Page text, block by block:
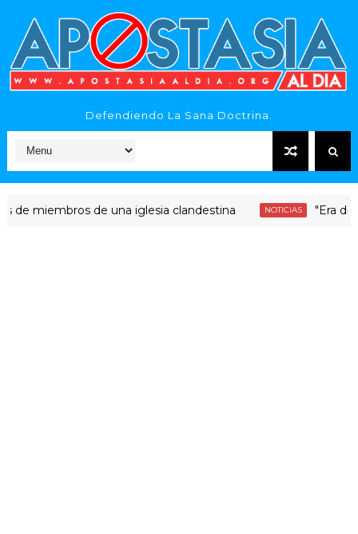
Defendiendo La Sana Doctrina.
de una iglesia clandestina NOTICIAS "Era dinero